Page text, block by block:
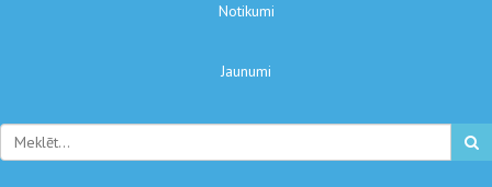
Notikumi
Jaunumi